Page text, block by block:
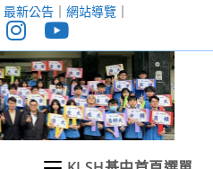
最新公告｜ 網站導覽｜